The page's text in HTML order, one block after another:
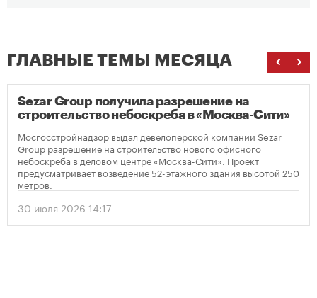
ГЛАВНЫЕ ТЕМЫ МЕСЯЦА
Sezar Group получила разрешение на
строительство небоскреба в «Москва-Сити»
Мосгосстройнадзор выдал девелоперской компании Sezar
Group разрешение на строительство нового офисного
небоскреба в деловом центре «Москва-Сити». Проект
предусматривает возведение 52-этажного здания высотой 250
метров.
30 июля 2026 14:17